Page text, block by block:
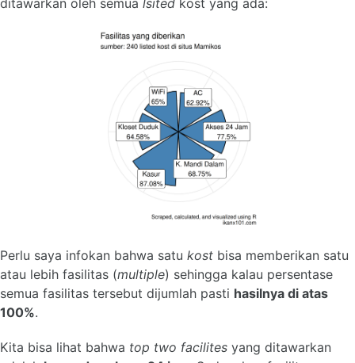
ditawarkan oleh semua lsited kost yang ada:
Perlu saya infokan bahwa satu kost bisa memberikan satu
atau lebih fasilitas (multiple) sehingga kalau persentase
semua fasilitas tersebut dijumlah pasti hasilnya di atas
100%.
Kita bisa lihat bahwa top two facilites yang ditawarkan